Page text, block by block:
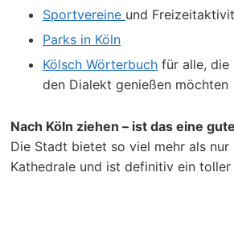
Sportvereine und
Parks in Köln
Kölsch Wörterbuch für alle, die
den Dialekt genießen möchten
Nach Köln ziehen – ist das eine
Die Stadt bietet so viel mehr als nur
Kathedrale und ist definitiv ein